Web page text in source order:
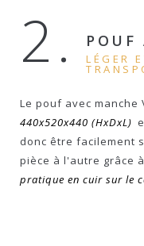
2. POUF
LÉGER
Le pouf avec manche
440x520x440 (HxDxL)
donc être facilement
pièce à l'autre grâce à
pratique en cuir sur le